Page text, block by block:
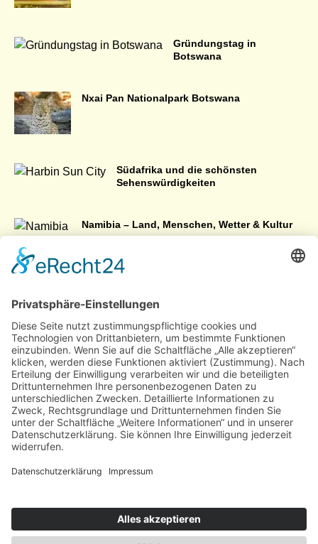
Gründungstag in
Botswana
Nxai Pan Nationalpark Botswana
Südafrika und die schönsten
Sehenswürdigkeiten
Namibia – Land, Menschen, Wetter & Kultur
Informationen
Maisbrot aus
Namibia
Zubereitung
Südafrika – Allgemeine Informationen
Botswana